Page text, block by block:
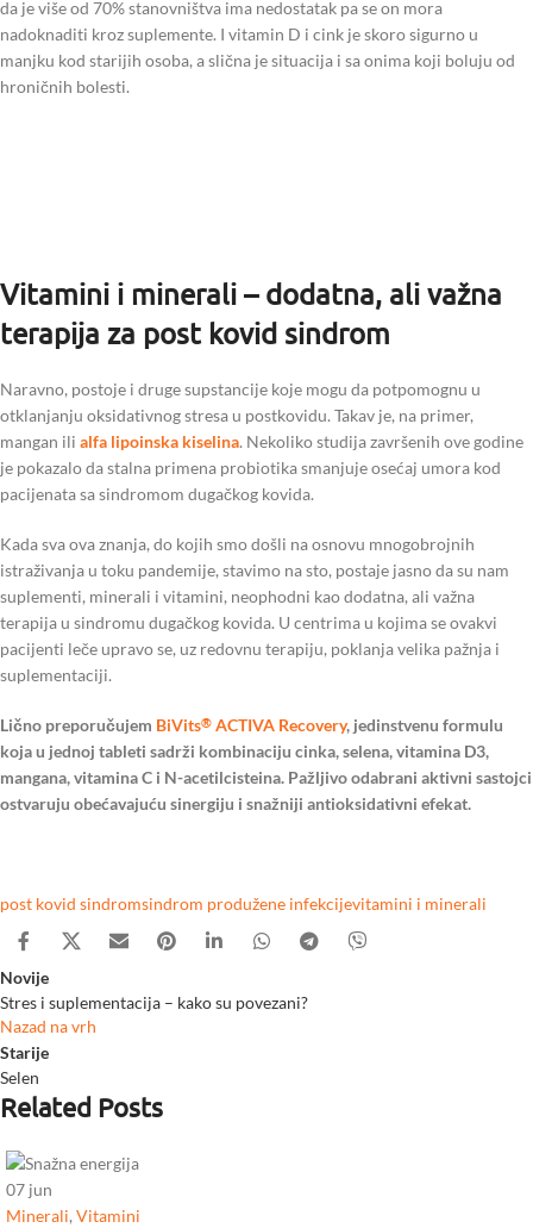
da je više od 70% stanovništva ima nedostatak pa se on mora
nadoknaditi kroz suplemente. I vitamin D i cink je skoro sigurno u
manjku kod starijih osoba, a slična je situacija i sa onima koji boluju od
hroničnih bolesti.
Vitamini i minerali – dodatna, ali važna
terapija za post kovid sindrom
Naravno, postoje i druge supstancije koje mogu da potpomognu u
otklanjanju oksidativnog stresa u postkovidu. Takav je, na primer,
mangan ili alfa lipoinska kiselina. Nekoliko studija završenih ove godine
je pokazalo da stalna primena probiotika smanjuje osećaj umora kod
pacijenata sa sindromom dugačkog kovida.
Kada sva ova znanja, do kojih smo došli na osnovu mnogobrojnih
istraživanja u toku pandemije, stavimo na sto, postaje jasno da su nam
suplementi, minerali i vitamini, neophodni kao dodatna, ali važna
terapija u sindromu dugačkog kovida. U centrima u kojima se ovakvi
pacijenti leče upravo se, uz redovnu terapiju, poklanja velika pažnja i
suplementaciji.
Lično preporučujem BiVits® ACTIVA Recovery, jedinstvenu formulu
koja u jednoj tableti sadrži kombinaciju cinka, selena, vitamina D3,
mangana, vitamina C i N-acetilcisteina. Pažljivo odabrani aktivni sastojci
ostvaruju obećavajuću sinergiju i snažniji antioksidativni efekat.
post kovid sindromsindrom produžene infekcijevitamini i minerali
Novije
Stres i suplementacija – kako su povezani?
Nazad na vrh
Starije
Selen
Related Posts
07 jun
Minerali, Vitamini